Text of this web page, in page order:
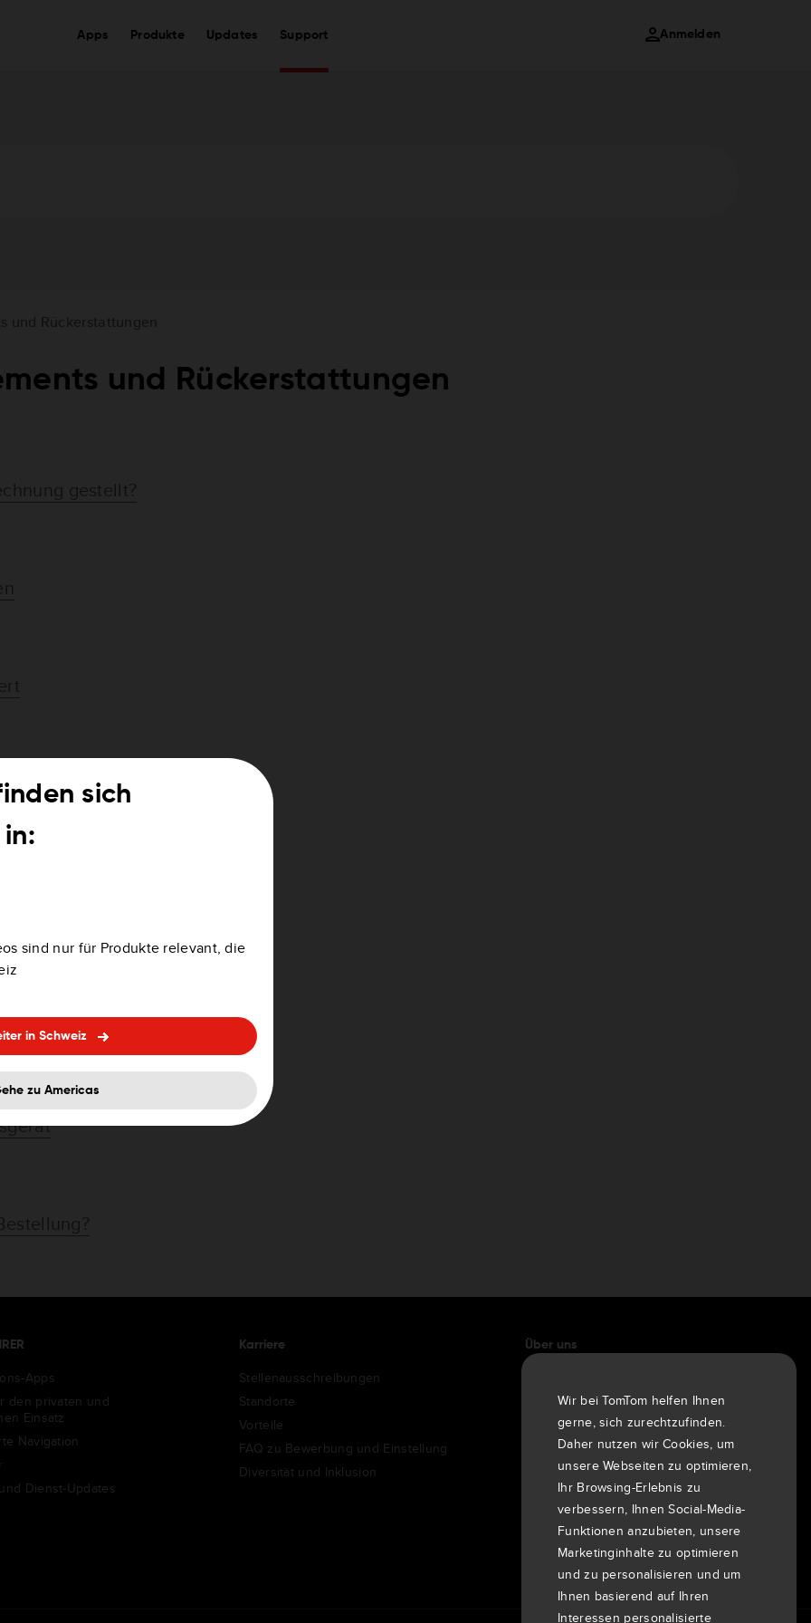
Apps Produkte Updates Support Anmelden
und Rückerstattungen
Garantie
Apps
den privaten und
Einsatz
Navigation
Dienst-Updates
Karriere
Stellenausschreibungen
Standorte
Vorteile
FAQ zu Bewerbung und Einstellung
Diversität und Inklusion
Über uns
Kunden
Newsroom
Veranstaltungen
Pressemitteilungen
Investoren
7th item
Routing
9th item of footer
Wir bei TomTom helfen Ihnen
gerne, sich zurechtzufinden.
Daher nutzen wir Cookies, um
unsere Webseiten zu optimieren,
Ihr Browsing-Erlebnis zu
verbessern, Ihnen Social-Media-
Funktionen anzubieten, unsere
Marketinginhalte zu optimieren
und zu personalisieren und um
Ihnen basierend auf Ihren
Interessen personalisierte
sich
sind nur für Produkte relevant, die
in Schweiz
zu Americas